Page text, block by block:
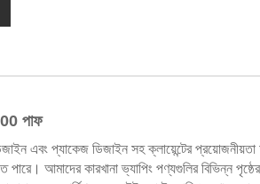
পাফ
এবং প্যাকেজ ডিজাইন সহ ক্লায়েন্টের প্রয়োজনীয়তা
আমাদের কারখানা ভ্যাপিং পণ্যগুলির বিভিন্ন পৃষ্ঠের